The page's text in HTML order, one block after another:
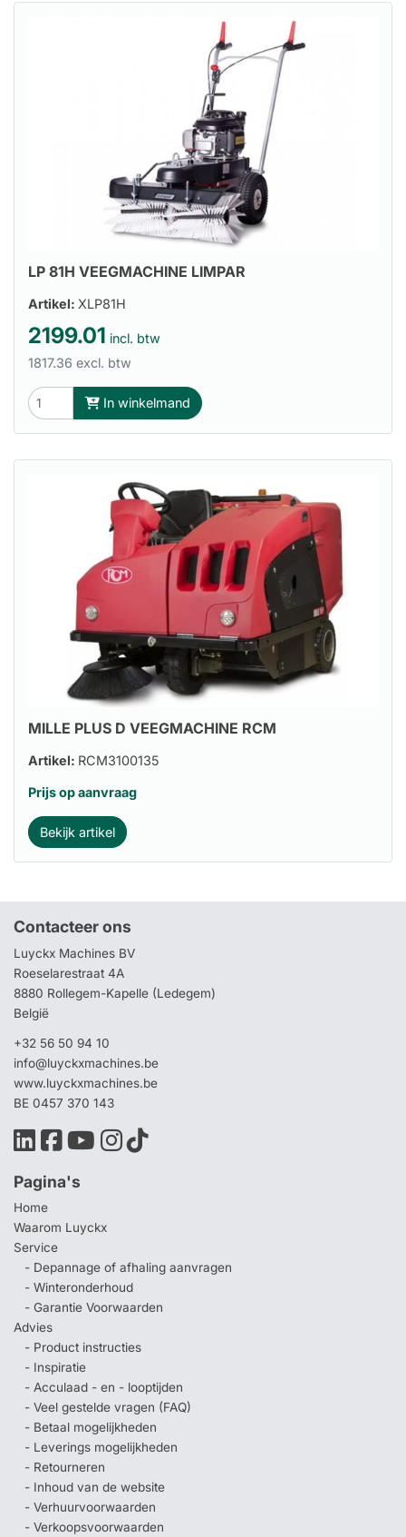
LP 81H VEEGMACHINE LIMPAR
Artikel: XLP81H
2199.01 incl. btw
1817.36 excl. btw
In winkelmand
MILLE PLUS D VEEGMACHINE RCM
Artikel: RCM3100135
Prijs op aanvraag
Bekijk artikel
Contacteer ons
Luyckx Machines BV
Roeselarestraat 4A
8880 Rollegem-Kapelle (Ledegem)
België
+32 56 50 94 10
info@luyckxmachines.be
www.luyckxmachines.be
BE 0457 370 143
Pagina's
Home
Waarom Luyckx
Service
- Depannage of afhaling aanvragen
- Winteronderhoud
- Garantie Voorwaarden
Advies
- Product instructies
- Inspiratie
- Acculaad - en - looptijden
- Veel gestelde vragen (FAQ)
- Betaal mogelijkheden
- Leverings mogelijkheden
- Retourneren
- Inhoud van de website
- Verhuurvoorwaarden
- Verkoopsvoorwaarden